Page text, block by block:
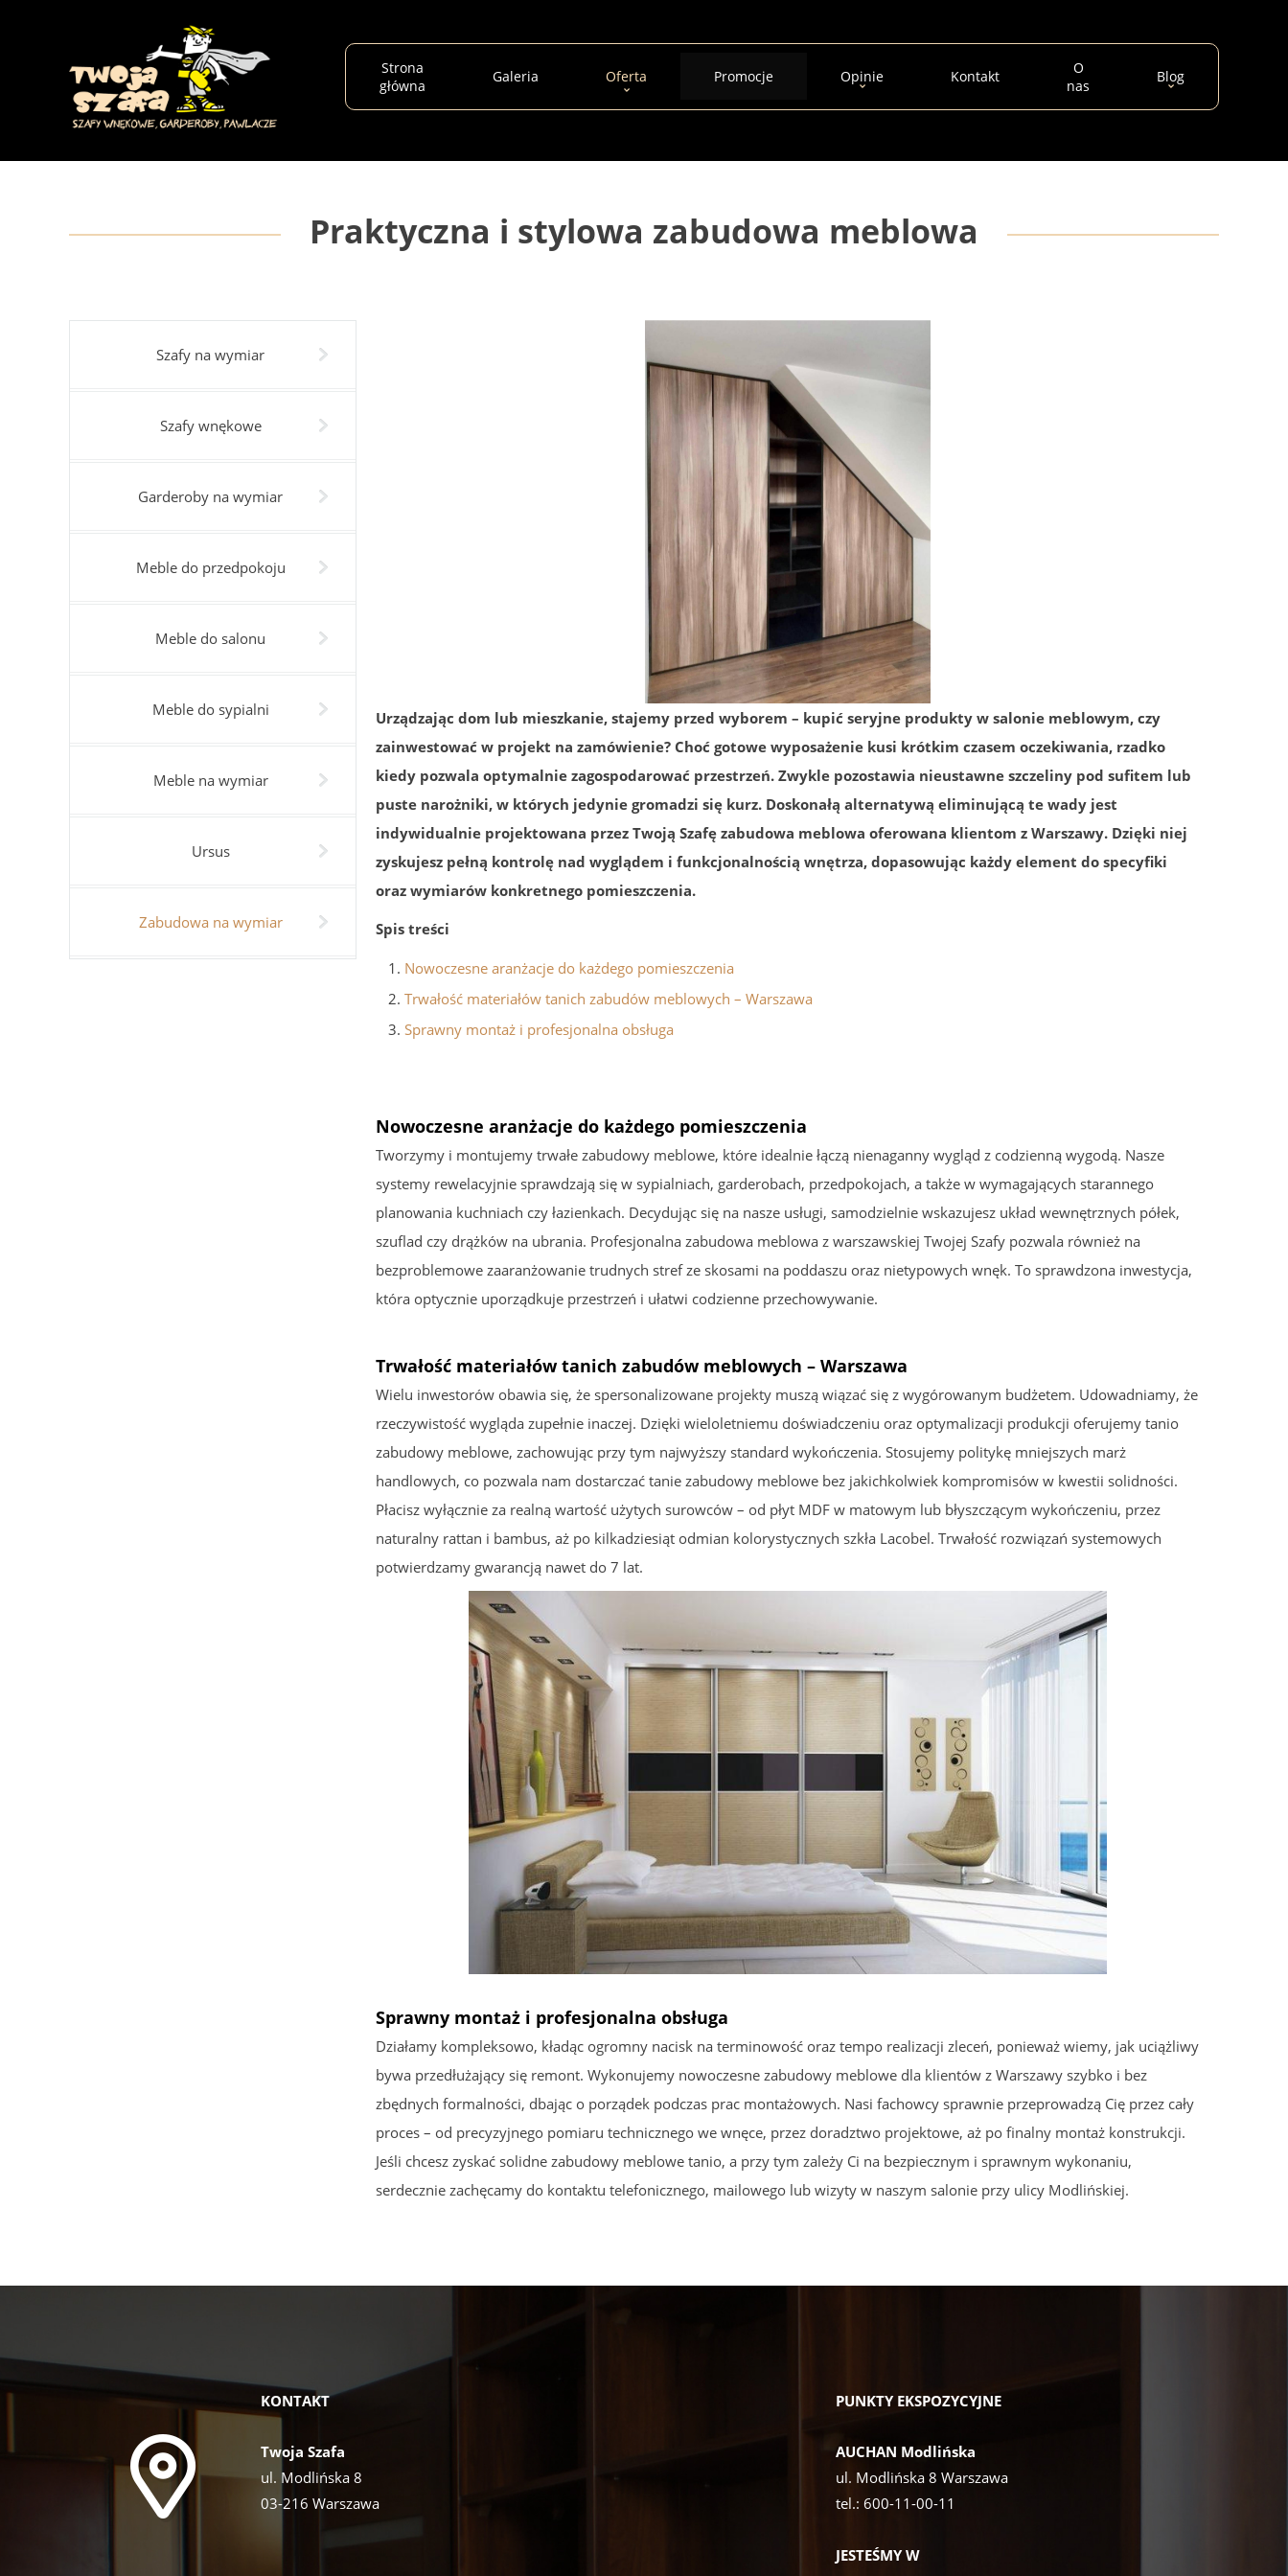
Strona
główna
Galeria Oferta Promocje Opinie Kontakt
O
nas
Blog
Praktyczna i stylowa zabudowa meblowa
Urządzając dom lub mieszkanie, stajemy przed wyborem – kupić seryjne produkty w salonie meblowym, czy
zainwestować w projekt na zamówienie? Choć gotowe wyposażenie kusi krótkim czasem oczekiwania, rzadko
kiedy pozwala optymalnie zagospodarować przestrzeń. Zwykle pozostawia nieustawne szczeliny pod sufitem lub
puste narożniki, w których jedynie gromadzi się kurz. Doskonałą alternatywą eliminującą te wady jest
indywidualnie projektowana przez Twoją Szafę zabudowa meblowa oferowana klientom z Warszawy. Dzięki niej
zyskujesz pełną kontrolę nad wyglądem i funkcjonalnością wnętrza, dopasowując każdy element do specyfiki
oraz wymiarów konkretnego pomieszczenia.
Spis treści
Nowoczesne aranżacje do każdego pomieszczenia
Trwałość materiałów tanich zabudów meblowych – Warszawa
Sprawny montaż i profesjonalna obsługa
Nowoczesne aranżacje do każdego pomieszczenia
Tworzymy i montujemy trwałe zabudowy meblowe, które idealnie łączą nienaganny wygląd z codzienną wygodą. Nasze
systemy rewelacyjnie sprawdzają się w sypialniach, garderobach, przedpokojach, a także w wymagających starannego
planowania kuchniach czy łazienkach. Decydując się na nasze usługi, samodzielnie wskazujesz układ wewnętrznych półek,
szuflad czy drążków na ubrania. Profesjonalna zabudowa meblowa z warszawskiej Twojej Szafy pozwala również na
bezproblemowe zaaranżowanie trudnych stref ze skosami na poddaszu oraz nietypowych wnęk. To sprawdzona inwestycja,
która optycznie uporządkuje przestrzeń i ułatwi codzienne przechowywanie.
Trwałość materiałów tanich zabudów meblowych – Warszawa
Wielu inwestorów obawia się, że spersonalizowane projekty muszą wiązać się z wygórowanym budżetem. Udowadniamy, że
rzeczywistość wygląda zupełnie inaczej. Dzięki wieloletniemu doświadczeniu oraz optymalizacji produkcji oferujemy tanio
zabudowy meblowe, zachowując przy tym najwyższy standard wykończenia. Stosujemy politykę mniejszych marż
handlowych, co pozwala nam dostarczać tanie zabudowy meblowe bez jakichkolwiek kompromisów w kwestii solidności.
Płacisz wyłącznie za realną wartość użytych surowców – od płyt MDF w matowym lub błyszczącym wykończeniu, przez
naturalny rattan i bambus, aż po kilkadziesiąt odmian kolorystycznych szkła Lacobel. Trwałość rozwiązań systemowych
potwierdzamy gwarancją nawet do 7 lat.
Sprawny montaż i profesjonalna obsługa
Działamy kompleksowo, kładąc ogromny nacisk na terminowość oraz tempo realizacji zleceń, ponieważ wiemy, jak uciążliwy
bywa przedłużający się remont. Wykonujemy nowoczesne zabudowy meblowe dla klientów z Warszawy szybko i bez
zbędnych formalności, dbając o porządek podczas prac montażowych. Nasi fachowcy sprawnie przeprowadzą Cię przez cały
proces – od precyzyjnego pomiaru technicznego we wnęce, przez doradztwo projektowe, aż po finalny montaż konstrukcji.
Jeśli chcesz zyskać solidne zabudowy meblowe tanio, a przy tym zależy Ci na bezpiecznym i sprawnym wykonaniu,
serdecznie zachęcamy do kontaktu telefonicznego, mailowego lub wizyty w naszym salonie przy ulicy Modlińskiej.
Szafy na wymiar
Szafy wnękowe
Garderoby na wymiar
Meble do przedpokoju
Meble do salonu
Meble do sypialni
Meble na wymiar
Ursus
Zabudowa na wymiar
KONTAKT
Twoja Szafa
ul. Modlińska 8
03-216 Warszawa
PUNKTY EKSPOZYCYJNE
AUCHAN Modlińska
ul. Modlińska 8 Warszawa
tel.: 600-11-00-11
JESTEŚMY W